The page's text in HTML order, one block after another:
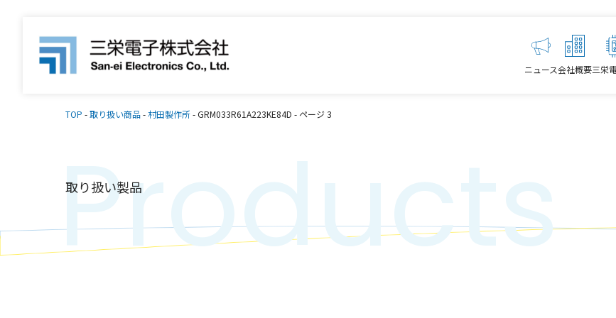
ニュース会社概要三栄
TOP -取り扱い商品-村田製作所-GRM033R61A223KE84D - ページ 3
取り扱い製品
Products